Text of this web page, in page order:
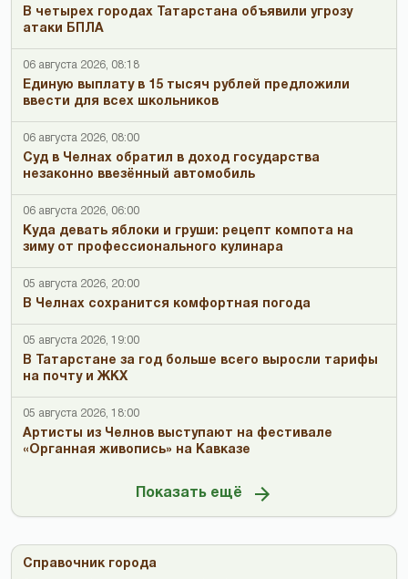
В четырех городах Татарстана объявили угрозу
атаки БПЛА
06 августа 2026, 08:18
Единую выплату в 15 тысяч рублей предложили
ввести для всех школьников
06 августа 2026, 08:00
Суд в Челнах обратил в доход государства
незаконно ввезённый автомобиль
06 августа 2026, 06:00
Куда девать яблоки и груши: рецепт компота на
зиму от профессионального кулинара
05 августа 2026, 20:00
В Челнах сохранится комфортная погода
05 августа 2026, 19:00
В Татарстане за год больше всего выросли тарифы
на почту и ЖКХ
05 августа 2026, 18:00
Артисты из Челнов выступают на фестивале
«Органная живопись» на Кавказе
Показать ещё
Справочник города